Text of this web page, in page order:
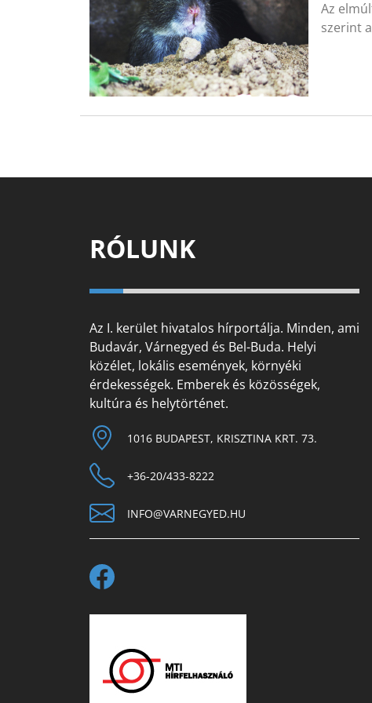
Az
szerint
RÓLUNK
Az I. kerület hivatalos hírportálja. Minden, ami
Budavár, Várnegyed és Bel-Buda. Helyi
közélet, lokális események, környéki
érdekességek. Emberek és közösségek,
kultúra és helytörténet.
1016 BUDAPEST, KRISZTINA KRT. 73.
+36-20/433-8222
INFO@VARNEGYED.HU